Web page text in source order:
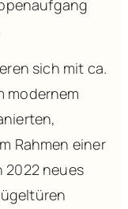
sich mit ca.
modernem
Rahmen einer
2022 neues